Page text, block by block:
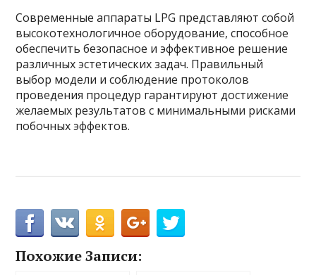
Современные аппараты LPG представляют собой
высокотехнологичное оборудование, способное
обеспечить безопасное и эффективное решение
различных эстетических задач. Правильный
выбор модели и соблюдение протоколов
проведения процедур гарантируют достижение
желаемых результатов с минимальными рисками
побочных эффектов.
Похожие Записи: